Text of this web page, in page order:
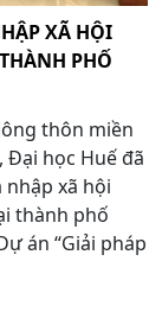
XÃ HỘI
PHỐ
thôn miền
Đại học Huế đã
xã hội
thành phố
án “Giải pháp